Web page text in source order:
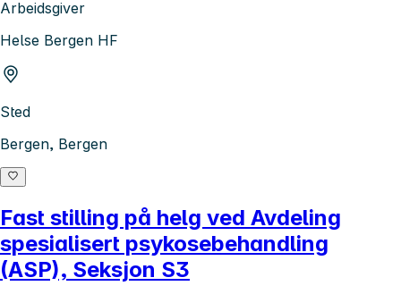
Arbeidsgiver
Helse Bergen HF
Sted
Bergen, Bergen
Fast stilling på helg ved Avdeling
spesialisert psykosebehandling
(ASP), Seksjon S3